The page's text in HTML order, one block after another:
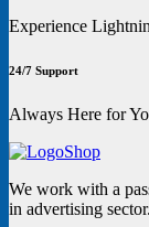
Experience
24/7 Support
Always Here for
We work with a
in advertising sector.